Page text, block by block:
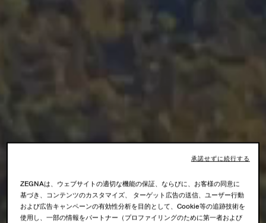
ZEGNAは、ウェブサイトの適切な機能の保証、ならびに、お客様の同意に
基づき、コンテンツのカスタマイズ、 ターゲット広告の送信、ユーザー行動
および広告キャンペーンの有効性分析を目的として、Cookie等の追跡技術を
使用し、一部の情報をパートナー（プロファイリングのために第一者および
承諾せずに続行する